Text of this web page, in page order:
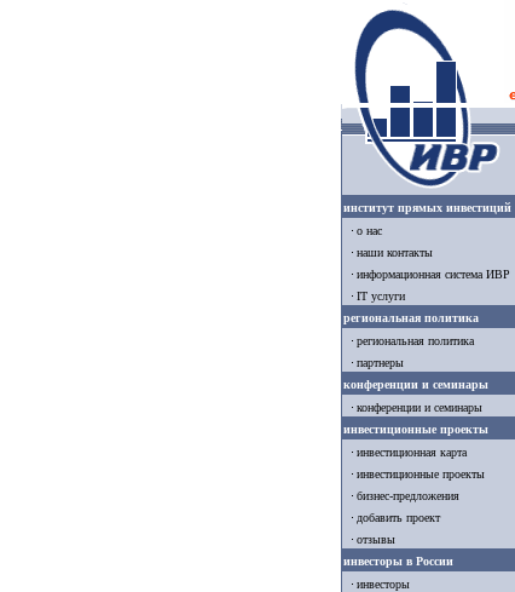
институт прямых инвестиций
о нас
наши контакты
информационная система ИВР
IT услуги
региональная политика
региональная политика
партнеры
конференции и семинары
конференции и семинары
инвестиционные проекты
инвестиционная карта
инвестиционные проекты
бизнес-предложения
добавить проект
отзывы
инвесторы в России
инвесторы